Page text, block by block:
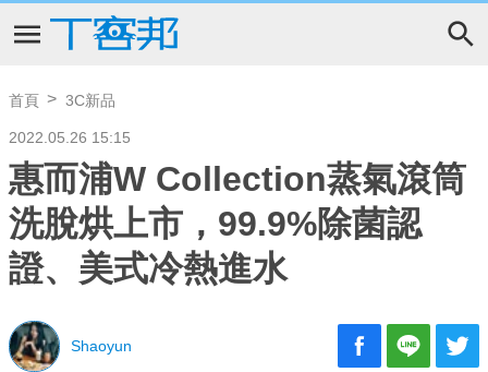
首頁 3C新品
2022.05.26 15:15
惠而浦W Collection蒸氣滾筒
洗脫烘上市，99.9%除菌認
證、美式冷熱進水
Shaoyun